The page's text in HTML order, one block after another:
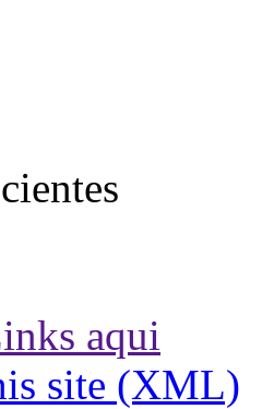
aqui
site (XML)